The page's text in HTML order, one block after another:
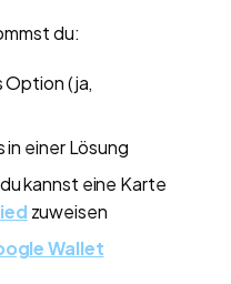
du:
Option (ja,
in einer Lösung
kannst eine Karte
zuweisen
Wallet